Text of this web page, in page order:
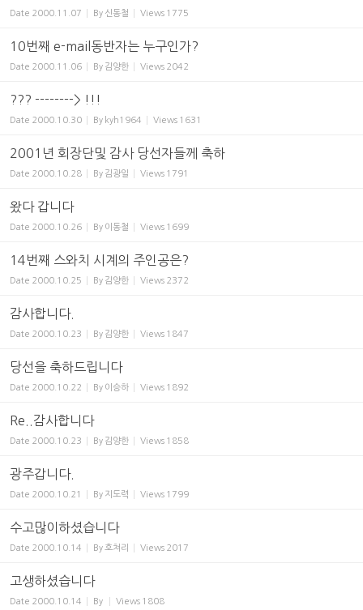
Date 2000.11.07 By 신동철 Views 1775
10번째 e-mail동반자는 누구인가?
Date 2000.11.06 By 김양한 Views 2042
??? --------> !!!
Date 2000.10.30 By kyh1964 Views 1631
2001년 회장단및 감사 당선자들께 축하
Date 2000.10.28 By 김광일 Views 1791
왔다 갑니다
Date 2000.10.26 By 이동철 Views 1699
14번째 스와치 시계의 주인공은?
Date 2000.10.25 By 김양한 Views 2372
감사합니다.
Date 2000.10.23 By 김양한 Views 1847
당선을 축하드립니다
Date 2000.10.22 By 이승하 Views 1892
Re..감사합니다
Date 2000.10.23 By 김양한 Views 1858
광주갑니다.
Date 2000.10.21 By 지도력 Views 1799
수고많이하셨습니다
Date 2000.10.14 By호쳐리 Views 2017
고생하셨습니다
Date 2000.10.14 By Views 1808